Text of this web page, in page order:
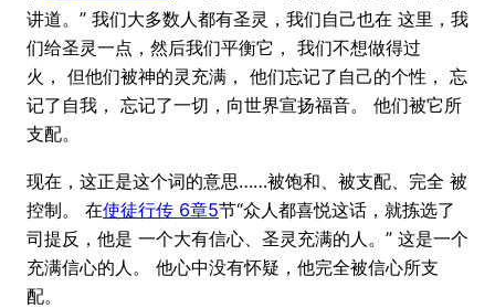
讲道。” 我们大多数人都有圣灵，我们自己也在 这里，我
们给圣灵一点，然后我们平衡它， 我们不想做得过
火， 但他们被神的灵充满， 他们忘记了自己的个性， 忘
记了自我， 忘记了一切，向世界宣扬福音。 他们被它所
支配。
现在，这正是这个词的意思……被饱和、被支配、完全 被
控制。 在使徒行传 6章5节“众人都喜悦这话，就拣选了
司提反，他是 一个大有信心、圣灵充满的人。” 这是一个
充满信心的人。 他心中没有怀疑，他完全被信心所支
配。